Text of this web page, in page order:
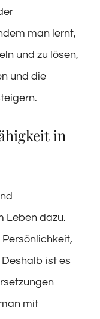
man lernt,
und zu lösen,
und die
in
Leben dazu.
ist es
mit